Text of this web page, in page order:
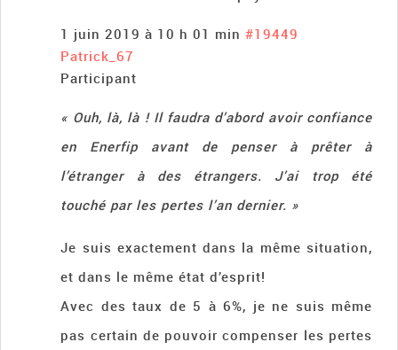
1 juin 2019 à 10 h 01 min #19449
Patrick_67
Participant
« Ouh, là, là ! Il faudra d’abord avoir confiance
en Enerfip avant de penser à prêter à
l’étranger à des étrangers. J’ai trop été
touché par les pertes l’an dernier. »
Je suis exactement dans la même situation,
et dans le même état d’esprit!
Avec des taux de 5 à 6%, je ne suis même
pas certain de pouvoir compenser les pertes